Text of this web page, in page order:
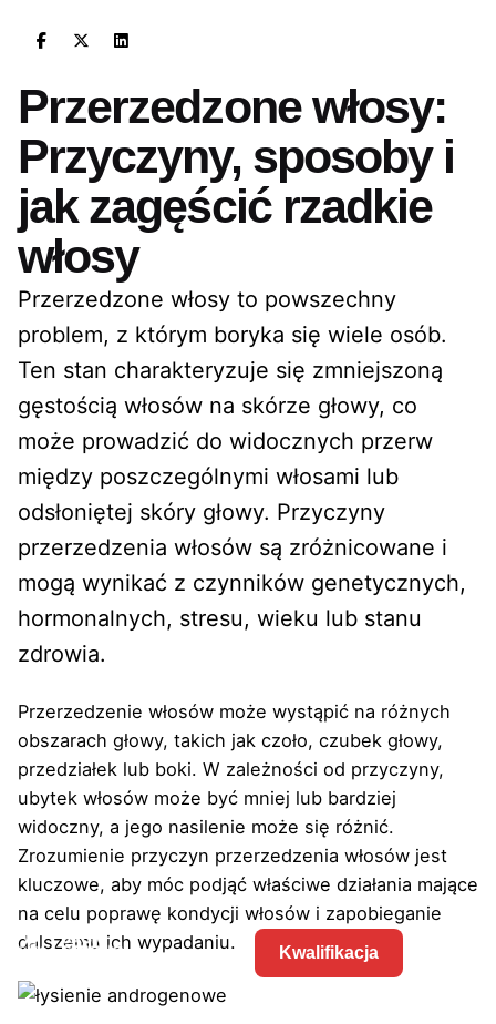
Kwalifikacja
Przerzedzone włosy:
Przyczyny, sposoby i
jak zagęścić rzadkie
włosy
Przerzedzone włosy to powszechny
problem, z którym boryka się wiele osób.
Ten stan charakteryzuje się zmniejszoną
gęstością włosów na skórze głowy, co
może prowadzić do widocznych przerw
między poszczególnymi włosami lub
odsłoniętej skóry głowy. Przyczyny
przerzedzenia włosów są zróżnicowane i
mogą wynikać z czynników genetycznych,
hormonalnych, stresu, wieku lub stanu
zdrowia.
Przerzedzenie włosów może wystąpić na różnych
obszarach głowy, takich jak czoło, czubek głowy,
przedziałek lub boki. W zależności od przyczyny,
ubytek włosów może być mniej lub bardziej
widoczny, a jego nasilenie może się różnić.
Zrozumienie przyczyn przerzedzenia włosów jest
kluczowe, aby móc podjąć właściwe działania mające
na celu poprawę kondycji włosów i zapobieganie
dalszemu ich wypadaniu.